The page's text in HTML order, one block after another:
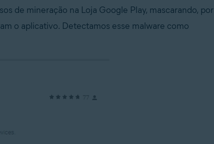
de mineração na Loja Google Play, mascarando, por
o aplicativo. Detectamos esse malware como